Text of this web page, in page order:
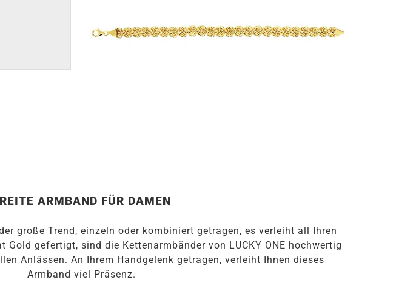
ARMBAND FÜ R DAMEN
große Trend, einzeln oder kombiniert getragen, es verleiht all Ihren
Gold gefertigt, sind die Kettenarmbänder von LUCKY ONE hochwertig
Anlässen. An Ihrem Handgelenk getragen, verleiht Ihnen dieses
Armband viel Präsenz.